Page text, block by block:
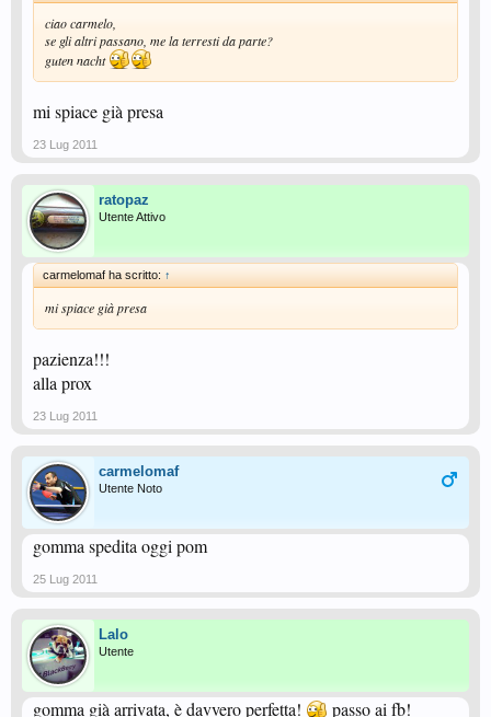
ciao carmelo,
se gli altri passano, me la terresti da parte?
guten nacht
mi spiace già presa
23 Lug 2011
ratopaz
Utente Attivo
carmelomaf ha scritto: ↑
mi spiace già presa
pazienza!!!
alla prox
23 Lug 2011
carmelomaf
Utente Noto
gomma spedita oggi pom
25 Lug 2011
Lalo
Utente
gomma già arrivata, è davvero perfetta! passo ai fb!